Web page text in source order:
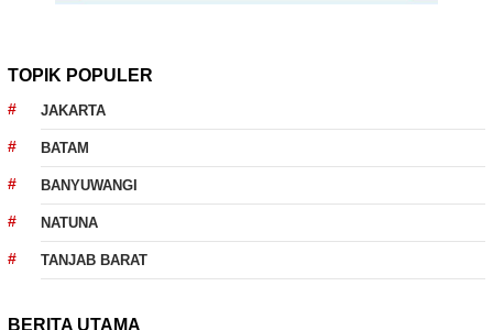
TOPIK POPULER
JAKARTA
BATAM
BANYUWANGI
NATUNA
TANJAB BARAT
BERITA UTAMA